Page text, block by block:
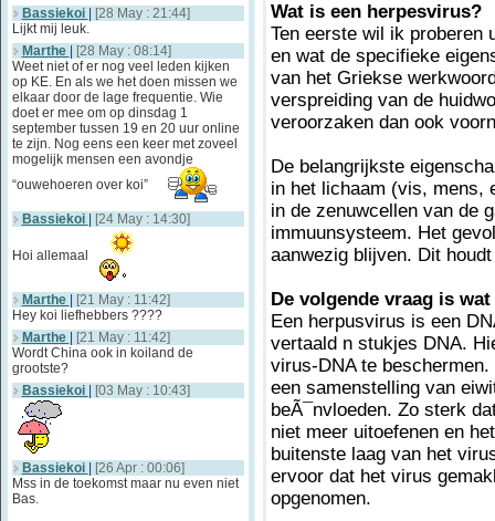
Bassiekoi
[28 May : 21:44]
Lijkt mij leuk.
Marthe
[28 May : 08:14]
Weet niet of er nog veel leden kijken
op KE. En als we het doen missen we
elkaar door de lage frequentie. Wie
doet er mee om op dinsdag 1
september tussen 19 en 20 uur online
te zijn. Nog eens een keer met zoveel
mogelijk mensen een avondje
“ouwehoeren over koi”
Bassiekoi [24 May : 14:30]
Hoi allemaal
Marthe
[21 May : 11:42]
Hey koi liefhebbers ????
Marthe
[21 May : 11:42]
Wordt China ook in koiland de
grootste?
Bassiekoi
[03 May : 10:43]
Bassiekoi
[26 Apr : 00:06]
Mss in de toekomst maar nu even niet
Bas.
Wat is een herpesvirus?
Ten eerste wil ik proberen
en wat de specifieke
van het Griekse
verspreiding van de
veroorzaken dan ook
De belangrijkste
in het lichaam (vis, mens,
in de zenuwcellen van de
immuunsysteem. Het
aanwezig blijven. Dit
De volgende vraag is
Een herpusvirus is een
vertaald n stukjes DNA.
virus-DNA te
een samenstelling van
beÃ¯nvloeden. Zo sterk
niet meer uitoefenen en
buitenste laag van het
ervoor dat het virus
opgenomen.